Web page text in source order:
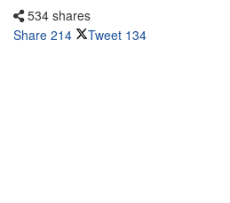
534 shares
Share 214 Tweet 134